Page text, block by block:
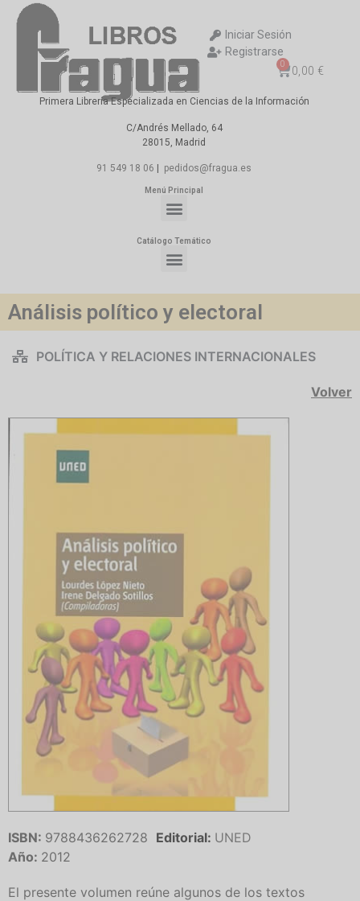
Iniciar Sesión
Registrarse
0,00 €
0
Primera Librería Especializada en Ciencias de la Información
C/Andrés Mellado, 64
28015, Madrid
91 549 18 06 pedidos@fragua.es
Menú Principal
Catálogo Temático
Análisis político y electoral
POLÍTICA Y RELACIONES INTERNACIONALES
Volver
ISBN: 9788436262728 Editorial: UNED
Año: 2012
El presente volumen reúne algunos de los textos